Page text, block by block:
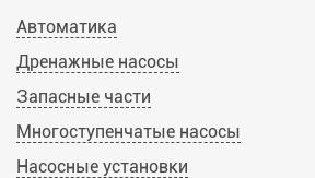
Автоматика
Дренажные насосы
Запасные части
Многоступенчатые насосы
Насосные установки